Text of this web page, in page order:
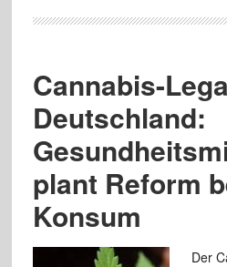
Cannabis-
Deutschland:
plant Reform
Konsum
Der